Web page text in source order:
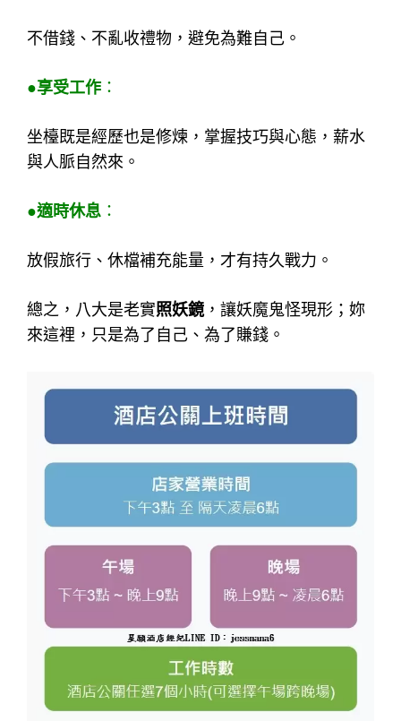
不借錢、不亂收禮物，避免為難自己。
●享受工作 ：
坐檯既是經歷也是修煉，掌握技巧與心態，薪水
與人脈自然來。
●適時休息 ：
放假旅行、休檔補充能量，才有持久戰力。
總之，八大是老實照妖鏡 ，讓妖魔鬼怪現形；妳
來這裡，只是為了自己、為了賺錢。